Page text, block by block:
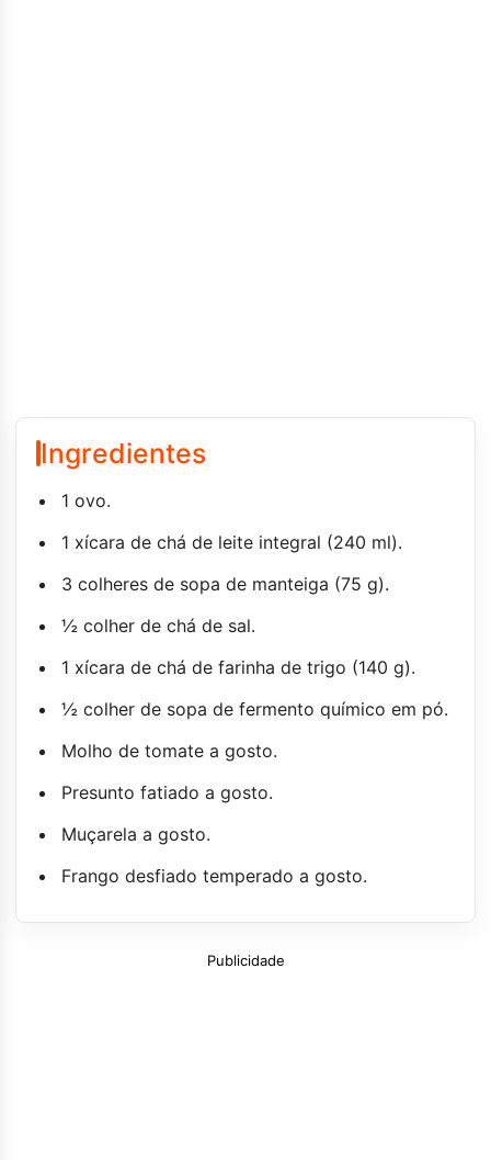
Ingredientes
1 ovo.
1 xícara de chá de leite integral (240 ml).
3 colheres de sopa de manteiga (75 g).
½ colher de chá de sal.
1 xícara de chá de farinha de trigo (140 g).
½ colher de sopa de fermento químico em pó.
Molho de tomate a gosto.
Presunto fatiado a gosto.
Muçarela a gosto.
Frango desfiado temperado a gosto.
Publicidade